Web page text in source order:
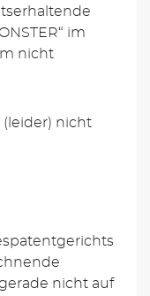
im
nicht
nicht
nicht auf